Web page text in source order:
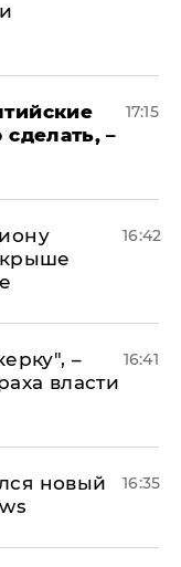
–
17:15
16:42
–
власти
16:41
новый
16:35